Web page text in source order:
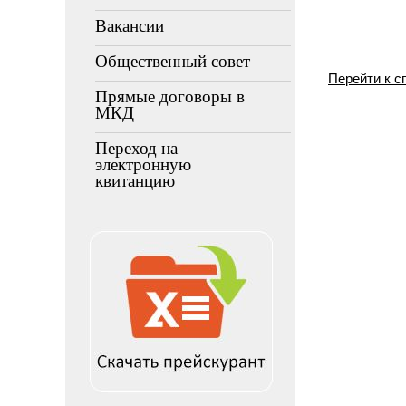
Вакансии
Общественный совет
Прямые договоры в
МКД
Переход на
электронную
квитанцию
Перейти к